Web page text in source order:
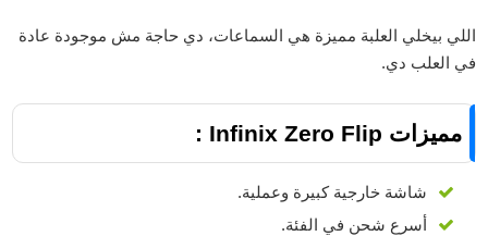
اللي بيخلي العلبة مميزة هي السماعات، دي حاجة مش موجودة عادة
في العلب دي.
مميزات Infinix Zero Flip :
شاشة خارجية كبيرة وعملية.
أسرع شحن في الفئة.